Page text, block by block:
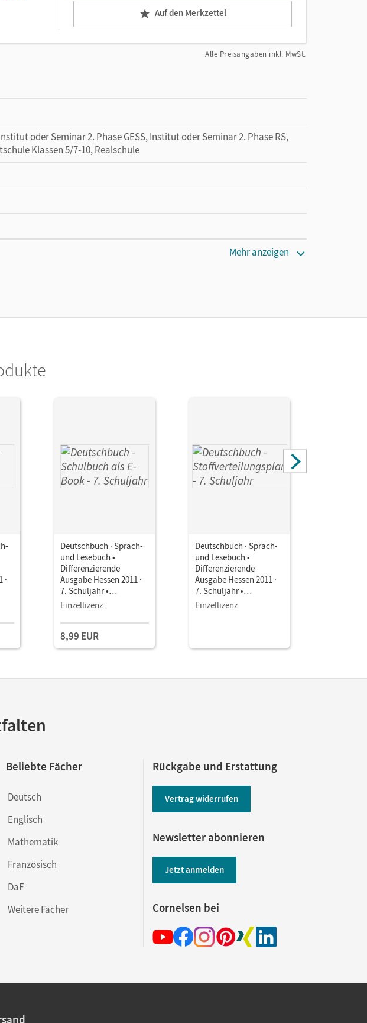
Auf den Merkzettel
Alle Preisangaben inkl. MwSt.
oder Seminar 2. Phase GESS, Institut oder Seminar 2. Phase RS,
Klassen 5/7-10, Realschule
Mehr anzeigen
·
Deutschbuch · Sprach-
und Lesebuch •
Differenzierende
Ausgabe Hessen 2011 ·
7. Schuljahr •
Schulbuch als E-Book
Einzellizenz
8,99 EUR
Deutschbuch · Sprach-
und Lesebuch •
Differenzierende
Ausgabe Hessen 2011 ·
7. Schuljahr •
Stoffverteilungsplan
Einzellizenz
Beliebte Fächer
Deutsch
Englisch
Mathematik
Französisch
DaF
Weitere Fächer
Rückgabe und Erstattung
Vertrag widerrufen
Newsletter abonnieren
Jetzt anmelden
Cornelsen bei